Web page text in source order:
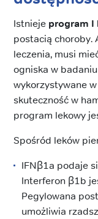
Istnieje program I
postacią choroby.
leczenia, musi
ogniska w
wykorzystywane
skuteczność w
program lekowy
Spośród leków
IFNβ1a podaje
Interferon β1b
Pegylowana
umożliwia